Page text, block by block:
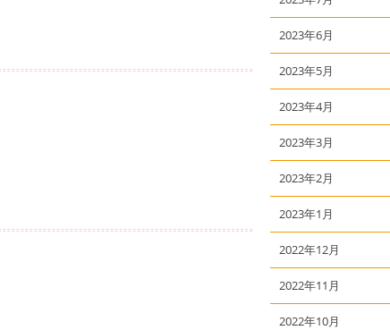
2023年6月
2023年5月
2023年4月
2023年3月
2023年2月
2023年1月
2022年12月
2022年11月
2022年10月